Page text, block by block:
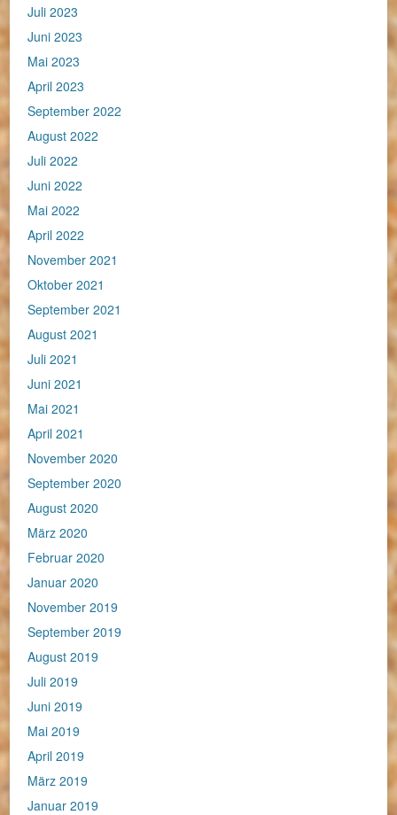
Juli 2023
Juni 2023
Mai 2023
April 2023
September 2022
August 2022
Juli 2022
Juni 2022
Mai 2022
April 2022
November 2021
Oktober 2021
September 2021
August 2021
Juli 2021
Juni 2021
Mai 2021
April 2021
November 2020
September 2020
August 2020
März 2020
Februar 2020
Januar 2020
November 2019
September 2019
August 2019
Juli 2019
Juni 2019
Mai 2019
April 2019
März 2019
Januar 2019